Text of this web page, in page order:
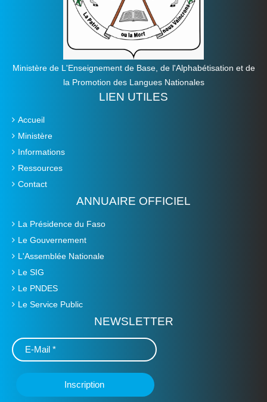
Ministère de L'Enseignement de Base, de l'Alphabétisation et de
la Promotion des Langues Nationales
LIEN UTILES
Accueil
Ministère
Informations
Ressources
Contact
ANNUAIRE OFFICIEL
La Présidence du Faso
Le Gouvernement
L'Assemblée Nationale
Le SIG
Le PNDES
Le Service Public
NEWSLETTER